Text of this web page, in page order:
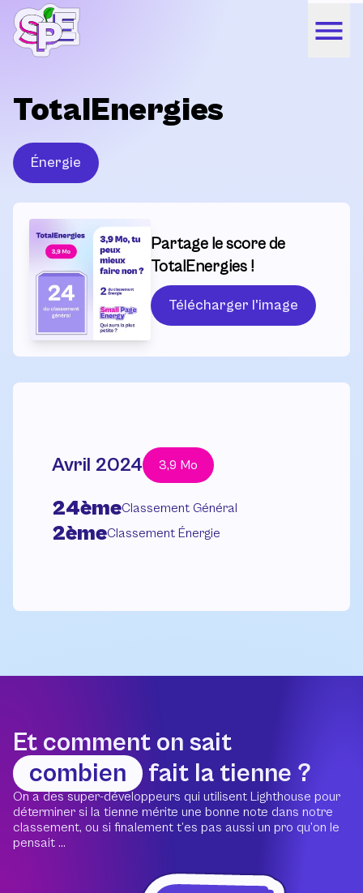
TotalEnergies
Énergie
Partage le score de
TotalEnergies !
Télécharger l'image
Avril 2024 3,9 Mo
24èmeClassement Général
2èmeClassement Énergie
Et comment on sait
combien
fait la tienne ?
On a des super-développeurs qui utilisent Lighthouse pour
déterminer si la tienne mérite une bonne note dans notre
classement, ou si finalement t’es pas aussi un pro qu’on le
pensait ...